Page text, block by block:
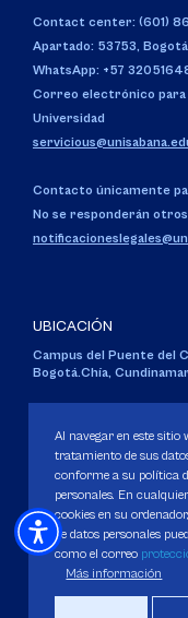
Contact center: (601)
Apartado: 53753,
WhatsApp: +57
Correo electrónico para
Universidad
Contacto únicamente
No se responderán
UBICACIÓN
Campus del Puente del
Bogotá.Chía,
Personería Jurídica:
Ministerio de Educación
Política de Protección
Al navegar en este sitio
tratamiento de sus
conforme a su política
personales. En
cookies en su
de datos personales
como el correo
Más información